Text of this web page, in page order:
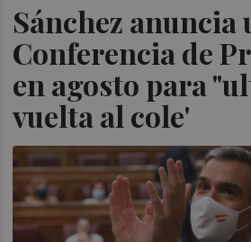
Sánchez anuncia
Conferencia de
en agosto para
vuelta al cole'